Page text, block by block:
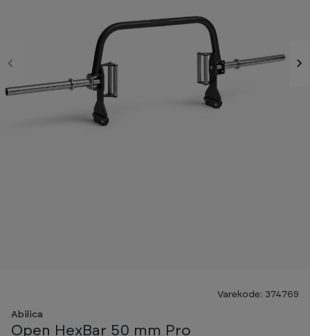
Varekode: 374769
Abilica
Open HexBar 50 mm Pro